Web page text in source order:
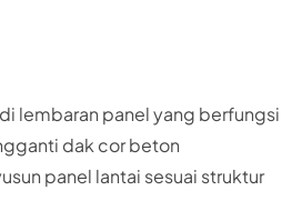
lembaran panel yang berfungsi
dak cor beton
panel lantai sesuai struktur